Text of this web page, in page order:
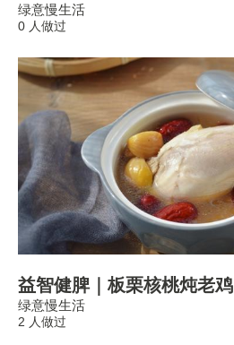
绿意慢生活
0 人做过
益智健脾｜板栗核桃炖老鸡
绿意慢生活
2 人做过